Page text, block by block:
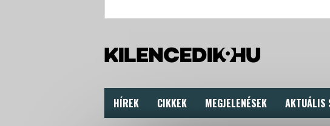
HÍREK CIKKEK MEGJELENÉSEK AKTUÁLIS